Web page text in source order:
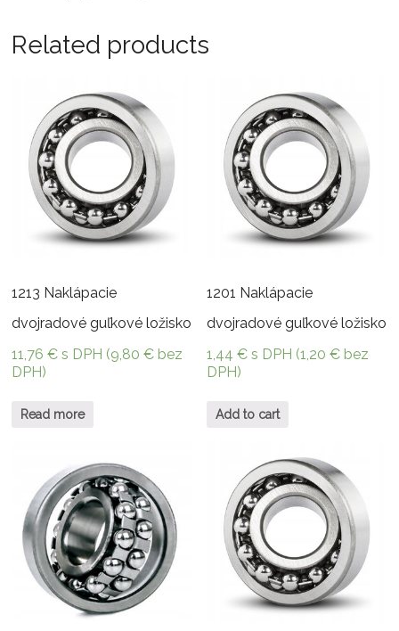
Related products
1213 Naklápacie
dvojradové guľkové ložisko
11,76€ s DPH (9,80€ bez
DPH)
Read more
1201 Naklápacie
dvojradové guľkové ložisko
1,44€ s DPH (1,20€ bez
DPH)
Add to cart